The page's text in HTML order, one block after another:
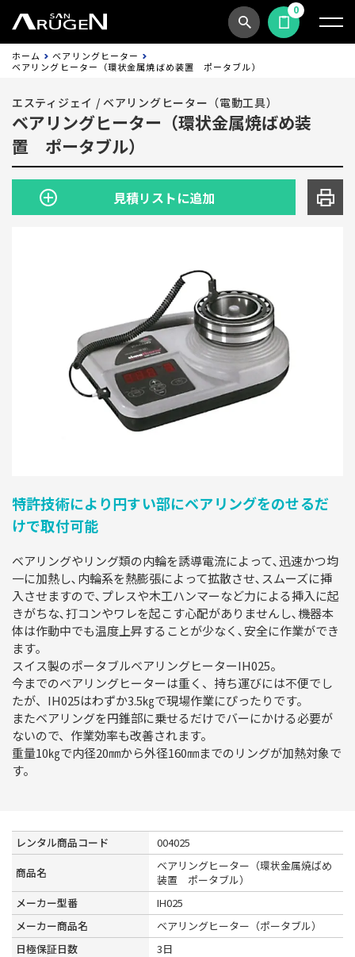
商品検索見積依頼する
0
ホーム
ベアリングヒーター
ベアリングヒーター（環状金属焼ばめ装置 ポータブル）
エスティジェイ / ベアリングヒーター（電動工具）
ベアリングヒーター（環状金属焼ばめ装
置 ポータブル）
見積リストに追加
特許技術により円すい部にベアリングをのせるだ
けで取付可能
ベアリングやリング類の内輪を誘導電流によって､迅速かつ均
一に加熱し､内輪系を熱膨張によって拡散させ､スムーズに挿
入させますので､プレスや木工ハンマーなど力による挿入に起
きがちな､打コンやワレを起こす心配がありませんし､機器本
体は作動中でも温度上昇することが少なく､安全に作業ができ
ます｡
スイス製のポータブルベアリングヒーターIH025。
今までのベアリングヒーターは重く、持ち運びには不便でし
たが、IH025はわずか3.5㎏で現場作業にぴったりです。
またベアリングを円錐部に乗せるだけでバーにかける必要が
ないので、作業効率も改善されます。
重量10㎏で内径20㎜から外径160㎜までのリングが加熱対象で
す。
レンタル商品コード
004025
商品名
ベアリングヒーター（環状金属焼ばめ
装置 ポータブル）
メーカー型番
IH025
メーカー商品名
ベアリングヒーター（ポータブル）
日極保証日数
3日